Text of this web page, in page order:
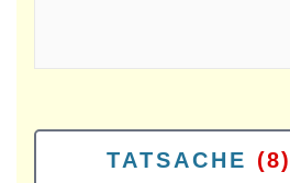
TATSACHE (8)